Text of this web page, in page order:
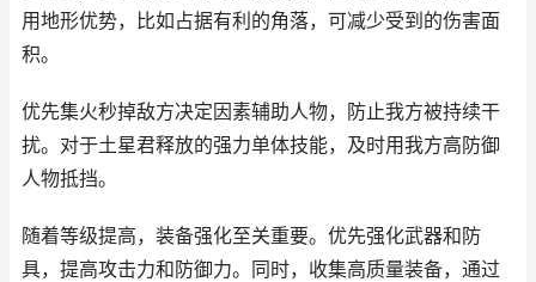
用地形优势，比如占据有利的角落，可减少受到的伤害面
积。
优先集火秒掉敌方决定因素辅助人物，防止我方被持续干
扰。对于土星君释放的强力单体技能，及时用我方高防御
人物抵挡。
随着等级提高，装备强化至关重要。优先强化武器和防
具，提高攻击力和防御力。同时，收集高质量装备，通过